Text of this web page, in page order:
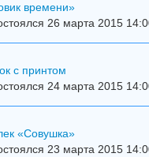
времени»
26 марта 2015
с принтом
24 марта 2015
«Совушка»
23 марта 2015